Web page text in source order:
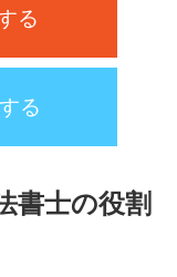
る
る
書士の役割